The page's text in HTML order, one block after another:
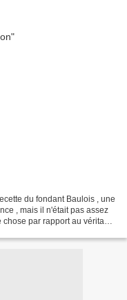
du fondant Baulois , une
, mais il n'était pas assez
par rapport au véritable